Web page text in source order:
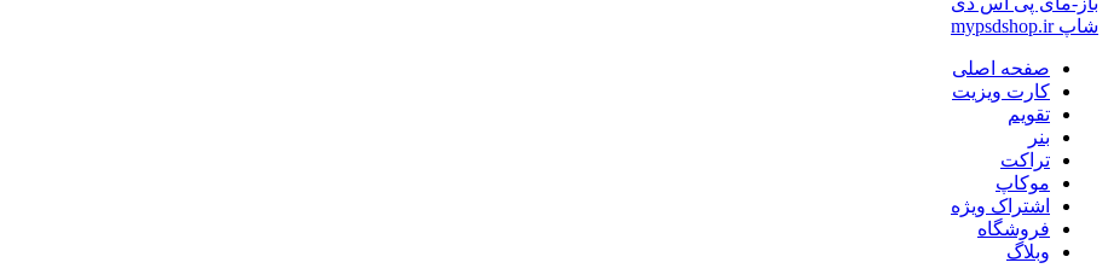
صفحه اصلی
کارت ویزیت
تقویم
بنر
تراکت
موکاپ
اشتراک ویژه
فروشگاه
وبلاگ